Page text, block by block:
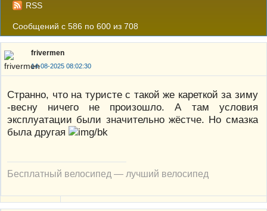
RSS
Сообщений с 586 по 600 из 708
frivermen
14-08-2025 08:02:30
Странно, что на туристе с такой же кареткой за зиму
-весну ничего не произошло. А там условия
эксплуатации были значительно жёстче. Но смазка
была другая
Бесплатный велосипед — лучший велосипед